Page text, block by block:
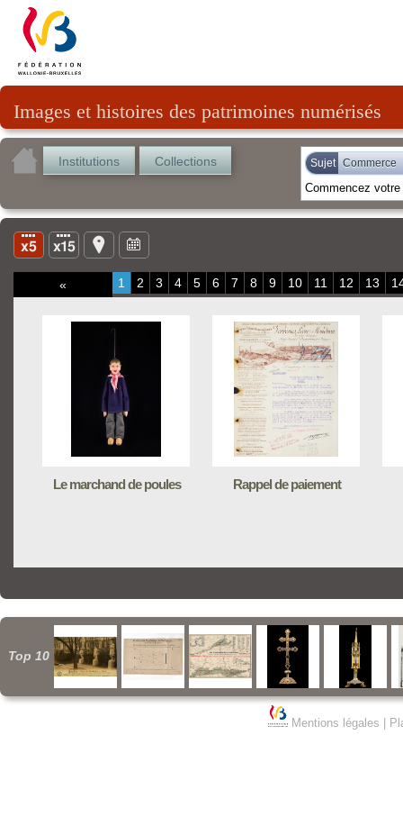
Images et histoires des patrimoines numérisés
Institutions Collections Sujet Commerce
« 1 2 3 4 5 6 7 8 9 10 11 12 13
Le marchand de poules Rappel de paiement
Top 10
Mentions légales